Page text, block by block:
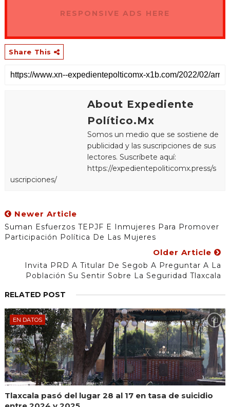
RESPONSIVE ADS HERE
Share This
About Expediente
Político.Mx
Somos un medio que se sostiene de
publicidad y las suscripciones de sus
lectores. Suscríbete aquí:
https://expedientepoliticomx.press/s
uscripciones/
Newer Article
Suman Esfuerzos TEPJF E Inmujeres Para Promover
Participación Política De Las Mujeres
Older Article
Invita PRD A Titular De Segob A Preguntar A La
Población Su Sentir Sobre La Seguridad Tlaxcala
RELATED POST
EN DATOS
Tlaxcala pasó del lugar 28 al 17 en tasa de suicidio